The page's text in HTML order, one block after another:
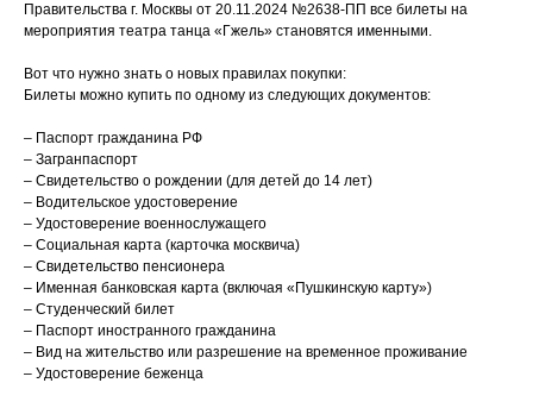
Правительства г. Москвы от 20.11.2024 №2638-ПП все билеты на
мероприятия театра танца «Гжель» становятся именными.
Вот что нужно знать о новых правилах покупки:
Билеты можно купить по одному из следующих документов:
– Паспорт гражданина РФ
– Загранпаспорт
– Свидетельство о рождении (для детей до 14 лет)
– Водительское удостоверение
– Удостоверение военнослужащего
– Социальная карта (карточка москвича)
– Свидетельство пенсионера
– Именная банковская карта (включая «Пушкинскую карту»)
– Студенческий билет
– Паспорт иностранного гражданина
– Вид на жительство или разрешение на временное проживание
– Удостоверение беженца